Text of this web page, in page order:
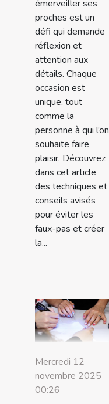
émerveiller ses
proches est un
défi qui demande
réflexion et
attention aux
détails. Chaque
occasion est
unique, tout
comme la
personne à qui l’on
souhaite faire
plaisir. Découvrez
dans cet article
des techniques et
conseils avisés
pour éviter les
faux-pas et créer
la...
Mercredi 12
novembre 2025
00:26